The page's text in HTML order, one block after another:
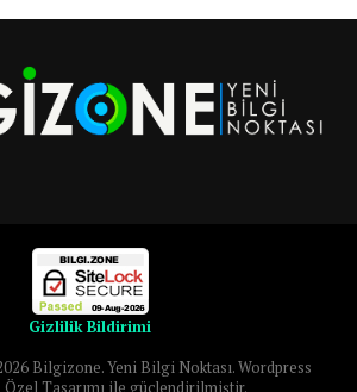
Gizlilik Bildirimi
Bilgizone. Yeni Bilgi Noktası. Wordpress
Tasarımı ile güçlendirilmiştir.